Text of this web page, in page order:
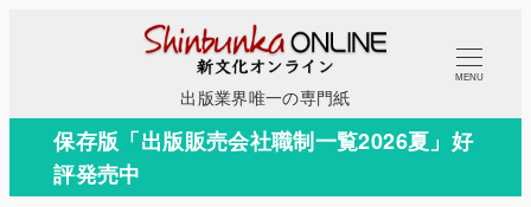
コ
テ
出版業界唯一の専門紙
MENU
保存版「出版販売会社職制一覧2026夏」好
評発売中